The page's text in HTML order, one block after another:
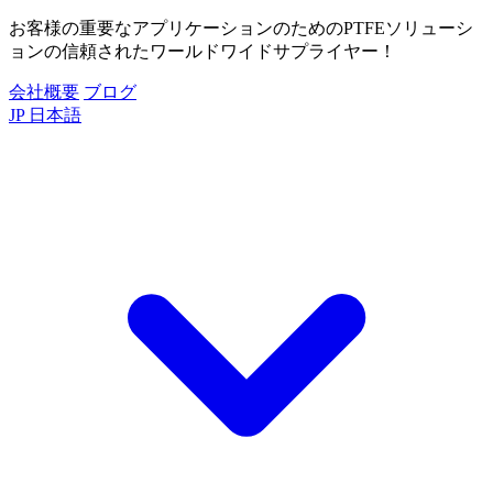
お客様の重要なアプリケーションのためのPTFEソリューシ
ョンの信頼されたワールドワイドサプライヤー！
会社概要 ブログ
JP 日本語